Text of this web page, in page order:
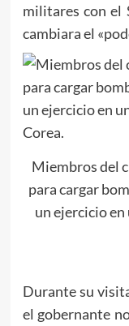
militares con el
cambiara el
Miembros del
para cargar
un ejercicio en
Durante su
el gobernante